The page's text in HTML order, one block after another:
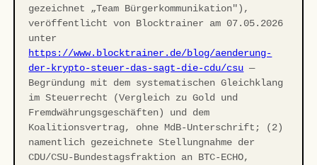
gezeichnet „Team Bürgerkommunikation"),
veröffentlicht von Blocktrainer am 07.05.2026
unter
https://www.blocktrainer.de/blog/aenderung-
der-krypto-steuer-das-sagt-die-cdu/csu —
Begründung mit dem systematischen Gleichklang
im Steuerrecht (Vergleich zu Gold und
Fremdwährungsgeschäften) und dem
Koalitionsvertrag, ohne MdB-Unterschrift; (2)
namentlich gezeichnete Stellungnahme der
CDU/CSU-Bundestagsfraktion an BTC-ECHO,